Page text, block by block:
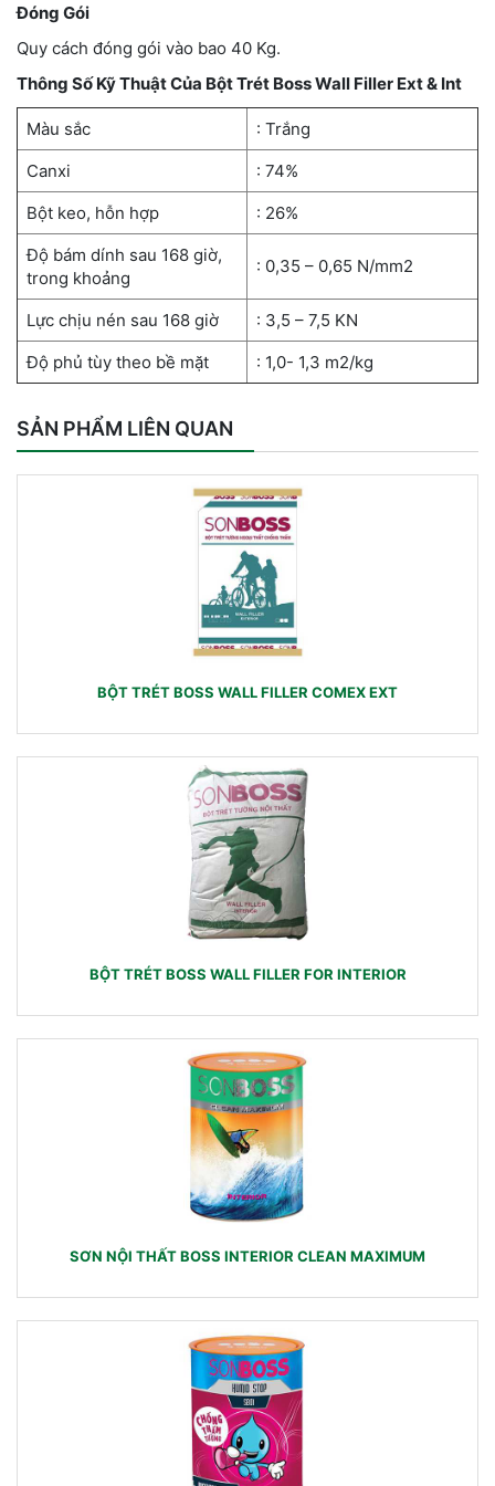
Đóng Gói
Quy cách đóng gói vào bao 40 Kg.
Thông Số Kỹ Thuật Của Bột Trét Boss Wall Filler Ext & Int
Màu sắc
: Trắng
Canxi
: 74%
Bột keo, hỗn hợp
: 26%
Độ bám dính sau 168 giờ,
trong khoảng
: 0,35 – 0,65 N/mm2
Lực chịu nén sau 168 giờ
: 3,5 – 7,5 KN
Độ phủ tùy theo bề mặt
: 1,0- 1,3 m2/kg
SẢN PHẨM LIÊN QUAN
BỘT TRÉT BOSS WALL FILLER COMEX EXT
BỘT TRÉT BOSS WALL FILLER FOR INTERIOR
SƠN NỘI THẤT BOSS INTERIOR CLEAN MAXIMUM